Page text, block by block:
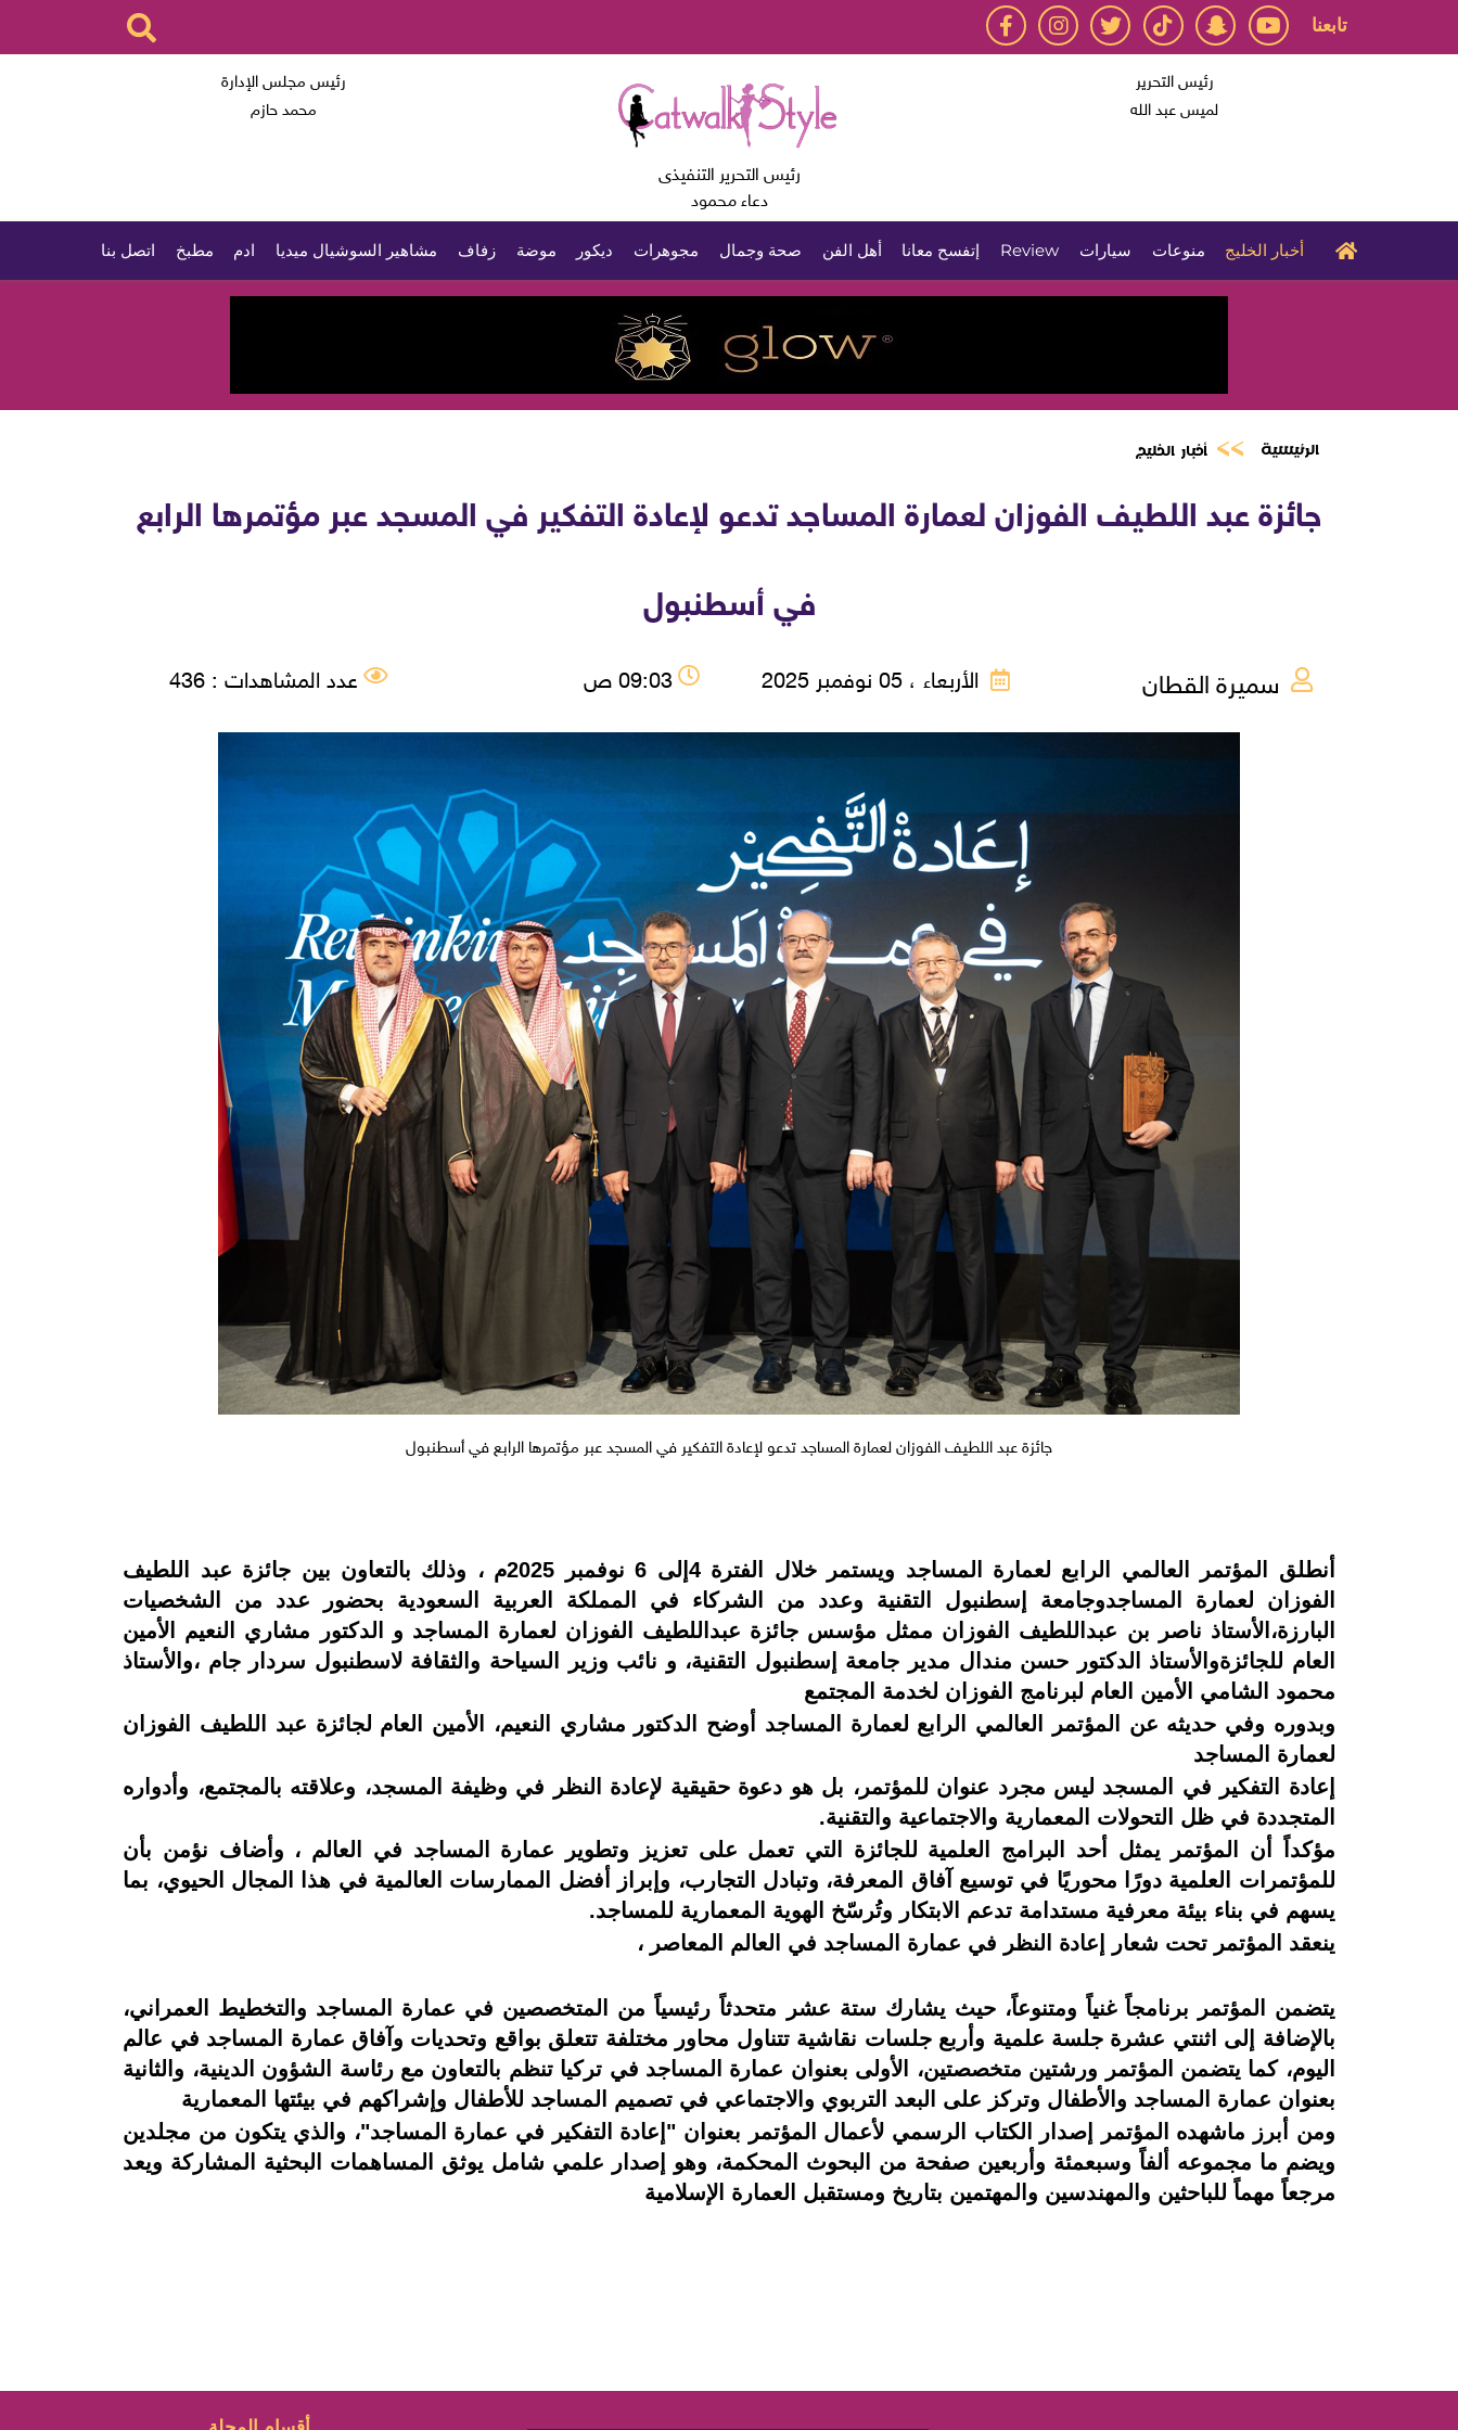
تابعنا
رئيس التحرير
لميس عبد الله
رئيس التحرير التنفيذى
دعاء محمود
رئيس مجلس الإدارة
محمد حازم
أخبار الخليج منوعات سيارات Review إتفسح معانا أهل الفن صحة وجمال مجوهرات ديكور موضة زفاف مشاهير السوشيال ميديا ادم مطبخ اتصل بنا
الرئيسية أخبار الخليج
جائزة عبد اللطيف الفوزان لعمارة المساجد تدعو لإعادة التفكير في المسجد عبر مؤتمرها الرابع
في أسطنبول
سميرة القطان الأربعاء ، 05 نوفمبر 2025 09:03 ص عدد المشاهدات : 436
جائزة عبد اللطيف الفوزان لعمارة المساجد تدعو لإعادة التفكير في المسجد عبر مؤتمرها الرابع في أسطنبول
أنطلق المؤتمر العالمي الرابع لعمارة المساجد ويستمر خلال الفترة 4إلى 6 نوفمبر 2025م ، وذلك بالتعاون بين جائزة عبد اللطيف
الفوزان لعمارة المساجدوجامعة إسطنبول التقنية وعدد من الشركاء في المملكة العربية السعودية بحضور عدد من الشخصيات
البارزة،الأستاذ ناصر بن عبداللطيف الفوزان ممثل مؤسس جائزة عبداللطيف الفوزان لعمارة المساجد و الدكتور مشاري النعيم الأمين
العام للجائزةوالأستاذ الدكتور حسن مندال مدير جامعة إسطنبول التقنية، و نائب وزير السياحة والثقافة لاسطنبول سردار جام ،والأستاذ
محمود الشامي الأمين العام لبرنامج الفوزان لخدمة المجتمع
وبدوره وفي حديثه عن المؤتمر العالمي الرابع لعمارة المساجد أوضح الدكتور مشاري النعيم، الأمين العام لجائزة عبد اللطيف الفوزان
لعمارة المساجد
إعادة التفكير في المسجد ليس مجرد عنوان للمؤتمر، بل هو دعوة حقيقية لإعادة النظر في وظيفة المسجد، وعلاقته بالمجتمع، وأدواره
المتجددة في ظل التحولات المعمارية والاجتماعية والتقنية.
مؤكداً أن المؤتمر يمثل أحد البرامج العلمية للجائزة التي تعمل على تعزيز وتطوير عمارة المساجد في العالم ، وأضاف نؤمن بأن
للمؤتمرات العلمية دورًا محوريًا في توسيع آفاق المعرفة، وتبادل التجارب، وإبراز أفضل الممارسات العالمية في هذا المجال الحيوي، بما
يسهم في بناء بيئة معرفية مستدامة تدعم الابتكار وتُرسّخ الهوية المعمارية للمساجد.
ينعقد المؤتمر تحت شعار إعادة النظر في عمارة المساجد في العالم المعاصر ،
يتضمن المؤتمر برنامجاً غنياً ومتنوعاً، حيث يشارك ستة عشر متحدثاً رئيسياً من المتخصصين في عمارة المساجد والتخطيط العمراني،
بالإضافة إلى اثنتي عشرة جلسة علمية وأربع جلسات نقاشية تتناول محاور مختلفة تتعلق بواقع وتحديات وآفاق عمارة المساجد في عالم
اليوم، كما يتضمن المؤتمر ورشتين متخصصتين، الأولى بعنوان عمارة المساجد في تركيا تنظم بالتعاون مع رئاسة الشؤون الدينية، والثانية
بعنوان عمارة المساجد والأطفال وتركز على البعد التربوي والاجتماعي في تصميم المساجد للأطفال وإشراكهم في بيئتها المعمارية
ومن أبرز ماشهده المؤتمر إصدار الكتاب الرسمي لأعمال المؤتمر بعنوان "إعادة التفكير في عمارة المساجد"، والذي يتكون من مجلدين
ويضم ما مجموعه ألفاً وسبعمئة وأربعين صفحة من البحوث المحكمة، وهو إصدار علمي شامل يوثق المساهمات البحثية المشاركة ويعد
مرجعاً مهماً للباحثين والمهندسين والمهتمين بتاريخ ومستقبل العمارة الإسلامية